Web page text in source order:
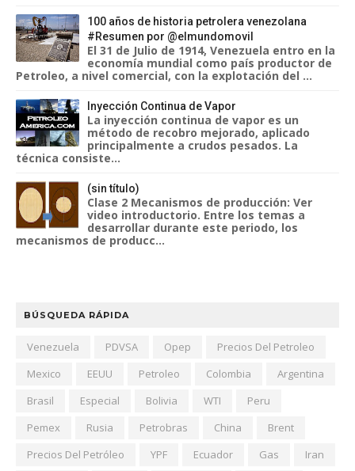
100 años de historia petrolera venezolana
#Resumen por @elmundomovil
El 31 de Julio de 1914, Venezuela entro en la
economía mundial como país productor de
Petroleo, a nivel comercial, con la explotación del ...
Inyección Continua de Vapor
La inyección continua de vapor es un
método de recobro mejorado, aplicado
principalmente a crudos pesados. La
técnica consiste...
(sin título)
Clase 2 Mecanismos de producción: Ver
video introductorio. Entre los temas a
desarrollar durante este periodo, los
mecanismos de producc...
BÚSQUEDA RÁPIDA
Venezuela PDVSA Opep
Precios Del Petroleo
Mexico
EEUU Petroleo Colombia
Argentina
Brasil
Especial Bolivia WTI
Peru
Pemex
Rusia Petrobras China
Brent
Precios Del Petróleo
YPF Ecuador Gas
Iran